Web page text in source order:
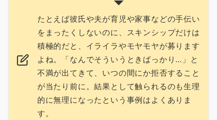
たとえば彼氏や夫が育児や家事などの手伝い
をまったくしないのに、スキンシップだけは
積極的だと、イライラやモヤモヤが募ります
よね。「なんでそういうときばっかり…」と
不満が出てきて、いつの間にか拒否すること
が当たり前に。結果として触られるのも生理
的に無理になったという事例はよくありま
す。